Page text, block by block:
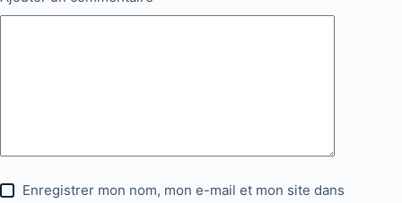
Enregistrer mon nom, mon e-mail et mon site dans